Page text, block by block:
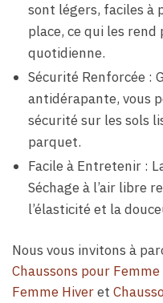
sont légers, faciles à
place, ce qui les
quotidienne.
Sécurité Renforcée :
antidérapante, vous
sécurité sur les sols
parquet.
Facile à Entretenir :
Séchage à l’air libre
l’élasticité et la
Nous vous invitons à
Chaussons pour
Femme Hiveret